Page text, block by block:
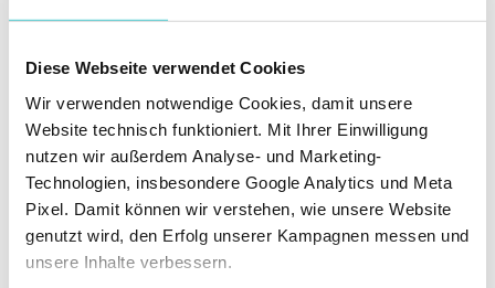
Diese Webseite verwendet Cookies
Wir verwenden notwendige Cookies, damit unsere
Website technisch funktioniert. Mit Ihrer Einwilligung
nutzen wir außerdem Analyse- und Marketing-
Technologien, insbesondere Google Analytics und Meta
Pixel. Damit können wir verstehen, wie unsere Website
genutzt wird, den Erfolg unserer Kampagnen messen und
unsere Inhalte verbessern.